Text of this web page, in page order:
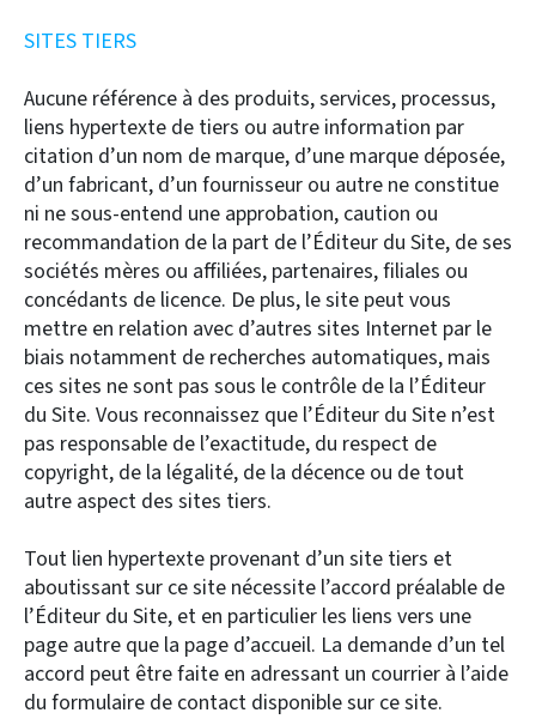
SITES TIERS
Aucune référence à des produits, services, processus,
liens hypertexte de tiers ou autre information par
citation d’un nom de marque, d’une marque déposée,
d’un fabricant, d’un fournisseur ou autre ne constitue
ni ne sous-entend une approbation, caution ou
recommandation de la part de l’Éditeur du Site, de ses
sociétés mères ou affiliées, partenaires, filiales ou
concédants de licence. De plus, le site peut vous
mettre en relation avec d’autres sites Internet par le
biais notamment de recherches automatiques, mais
ces sites ne sont pas sous le contrôle de la l’Éditeur
du Site. Vous reconnaissez que l’Éditeur du Site n’est
pas responsable de l’exactitude, du respect de
copyright, de la légalité, de la décence ou de tout
autre aspect des sites tiers.
Tout lien hypertexte provenant d’un site tiers et
aboutissant sur ce site nécessite l’accord préalable de
l’Éditeur du Site, et en particulier les liens vers une
page autre que la page d’accueil. La demande d’un tel
accord peut être faite en adressant un courrier à l’aide
du formulaire de contact disponible sur ce site.